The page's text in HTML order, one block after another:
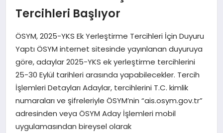
İŞ FIKIRLERI
KRIPTO HABER
Tercihleri Başlıyor
ÖSYM, 2025-YKS Ek Yerleştirme Tercihleri İçin Duyuru
Yaptı ÖSYM internet sitesinde yayınlanan duyuruya
göre, adaylar 2025-YKS ek yerleştirme tercihlerini
25-30 Eylül tarihleri arasında yapabilecekler. Tercih
İşlemleri Detayları Adaylar, tercihlerini T.C. kimlik
numaraları ve şifreleriyle ÖSYM’nin “ais.osym.gov.tr”
adresinden veya ÖSYM Aday İşlemleri mobil
uygulamasından bireysel olarak